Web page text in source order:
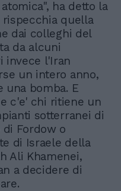
ha detto la
rispecchia quella
dai colleghi del
da alcuni
invece l'Iran
un intero anno,
una bomba. E
c'e' chi ritiene un
sotterranei di
Fordow o
di Israele della
Ali Khamenei,
a decidere di